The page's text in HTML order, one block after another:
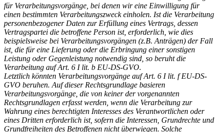
für Verarbeitungsvorgänge, bei denen wir eine Einwilligung für
einen bestimmten Verarbeitungszweck einholen. Ist die Verarbeitung
personenbezogener Daten zur Erfüllung eines Vertrags, dessen
Vertragspartei die betroffene Person ist, erforderlich, wie dies
beispielsweise bei Verarbeitungsvorgängen (z.B. Anträgen) der Fall
ist, die für eine Lieferung oder die Erbringung einer sonstigen
Leistung oder Gegenleistung notwendig sind, so beruht die
Verarbeitung auf Art. 6 I lit. b EU-DS-GVO.
Letztlich könnten Verarbeitungsvorgänge auf Art. 6 I lit. f EU-DS-
GVO beruhen. Auf dieser Rechtsgrundlage basieren
Verarbeitungsvorgänge, die von keiner der vorgenannten
Rechtsgrundlagen erfasst werden, wenn die Verarbeitung zur
Wahrung eines berechtigten Interesses des Verantwortlichen oder
eines Dritten erforderlich ist, sofern die Interessen, Grundrechte und
Grundfreiheiten des Betroffenen nicht überwiegen. Solche